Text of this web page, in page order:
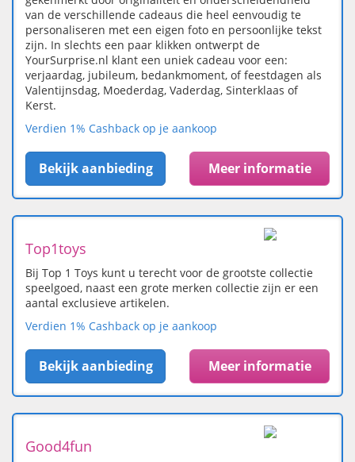
van de verschillende cadeaus die heel eenvoudig te
personaliseren met een eigen foto en persoonlijke tekst
zijn. In slechts een paar klikken ontwerpt de
YourSurprise.nl klant een uniek cadeau voor een:
verjaardag, jubileum, bedankmoment, of feestdagen als
Valentijnsdag, Moederdag, Vaderdag, Sinterklaas of
Kerst.
Verdien 1% Cashback op je aankoop
Bekijk aanbieding Meer informatie
Top1toys
Bij Top 1 Toys kunt u terecht voor de grootste collectie
speelgoed, naast een grote merken collectie zijn er een
aantal exclusieve artikelen.
Verdien 1% Cashback op je aankoop
Bekijk aanbieding Meer informatie
Good4fun